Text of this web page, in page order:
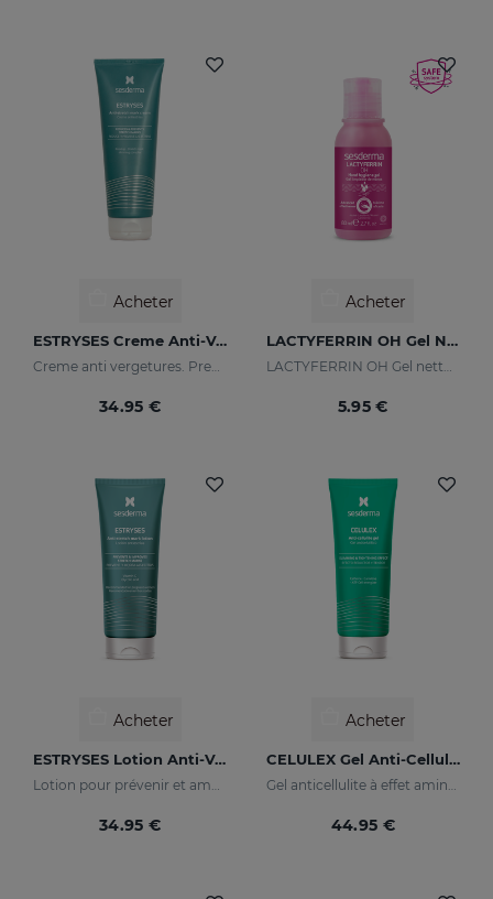
Acheter
ESTRYSES Creme Anti-Vergetures
34.95 €
Acheter
LACTYFERRIN OH Gel Nettoyant Pour Les Mains 80ml
5.95 €
Acheter
ESTRYSES Lotion Anti-Vergetures
34.95 €
Acheter
CELULEX Gel Anti-Cellulite
44.95 €